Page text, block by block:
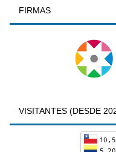
FIRMAS
VISITANTES (DESDE